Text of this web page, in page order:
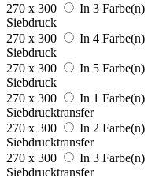
270 x 300
In 3 Farbe(n)
Siebdruck
270 x 300
In 4 Farbe(n)
Siebdruck
270 x 300
In 5 Farbe(n)
Siebdruck
270 x 300
In 1 Farbe(n)
Siebdrucktransfer
270 x 300
In 2 Farbe(n)
Siebdrucktransfer
270 x 300
In 3 Farbe(n)
Siebdrucktransfer